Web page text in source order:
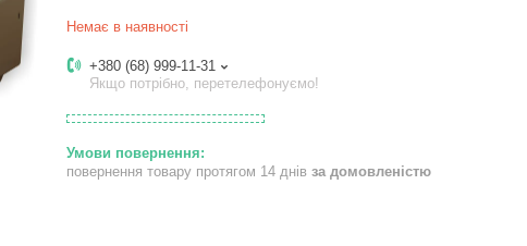
Немає в наявності
+380 (68) 999-11-31
Якщо потрібно, перетелефонуємо!
повернення товару протягом 14 днів за домовленістю